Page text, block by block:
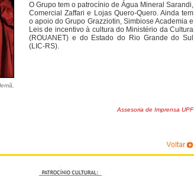
O Grupo tem o patrocínio de Água Mineral Sarandi,
Comercial Zaffari e Lojas Quero-Quero. Ainda tem
o apoio do Grupo Grazziotin, Simbiose Academia e
Leis de incentivo à cultura do Ministério da Cultura
(ROUANET) e do Estado do Rio Grande do Sul
(LIC-RS).
Assesoria de Imprensa UPF